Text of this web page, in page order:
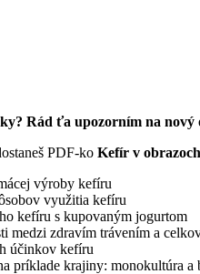
Rád ťa upo­zorním na nový
PDF-ko Kefír v obra­zoch
výro­by kefíru
využi­tia kefíru
kefíru s kupo­vaným jogurtom
medzi zdravím trávením a
účinkov kefíru
prík­lade kra­jiny: monokultúra a